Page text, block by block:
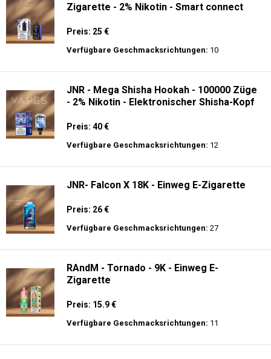
Zigarette - 2% Nikotin - Smart connect
Preis: 25 €
Verfügbare Geschmacksrichtungen: 10
JNR - Mega Shisha Hookah - 100000 Züge
- 2% Nikotin - Elektronischer Shisha-Kopf
Preis: 40 €
Verfügbare Geschmacksrichtungen: 12
JNR- Falcon X 18K - Einweg E-Zigarette
Preis: 26 €
Verfügbare Geschmacksrichtungen: 27
RAndM - Tornado - 9K - Einweg E-
Zigarette
Preis: 15.9 €
Verfügbare Geschmacksrichtungen: 11